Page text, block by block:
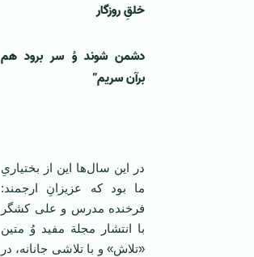
خلقِ روزگار
دشمن شوند وُ سر برود هم
برآن سریم”
در این سال‌ها این از بختیاریِ
ما بود که عزیزانِ ارجمند:
فرخنده مدرس و علی کشگر
با انتشار مجلة مفید وُ متین
«تلاش» و با تلاشی جانانه، در